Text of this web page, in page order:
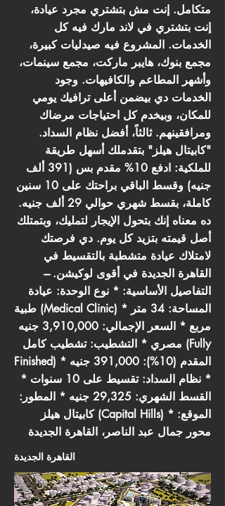
متكامل. إنت مش بتشتري مجرد عيادة،
إنت بتشتري في لاند مارك فيه كل
الخدمات. المشروع فيه صيدليات كبيرة،
مجمع بنوك، هايبر ماركت، مجمع سينمات،
وأشهر المطاعم والكافيهات. وجود
الخدمات دي بيضمن أعلى ترافيك يومي
للمكان، وبيخدم كل احتياجات مرضاك
ومرافقينهم. ثالثاً، أفضل نظام السداد.
"كابيتال هيلز" بتقدملك أسهل طريقة
للملكية: ادفع 10% مقدم بس (391 ألف
جنيه) وقسط الباقي براحتك على 10 سنين
كاملة، بقسط شهري حوالي 29 ألف جنيه.
ده معناه إنك بتحول الإيجار لتمليك، وبتمتلك
أصل قيمته بتزيد كل يوم. دي فرصتك
لامتلاك عيادة متشطبة بالتقسيط في
القاهرة الجديدة في أقوى لوكيشن. ---
التفاصيل الأساسية: * نوع الوحدة: عيادة
طبية (Medical Clinic) * المساحة: 34 متر
مربع * السعر الإجمالي: 3,910,000 جنيه
مصري * التشطيب: تشطيب كامل (Fully
Finished) * المقدم (10%): 391,000 جنيه
* نظام السداد: تقسيط على 10 سنوات *
القسط الشهري: 29,325 جنيه * المطور:
كابيتال هيلز (Capital Hills) * الموقع:
محور جمال عبد الناصر، القاهرة الجديدة
القاهرة الجديدة